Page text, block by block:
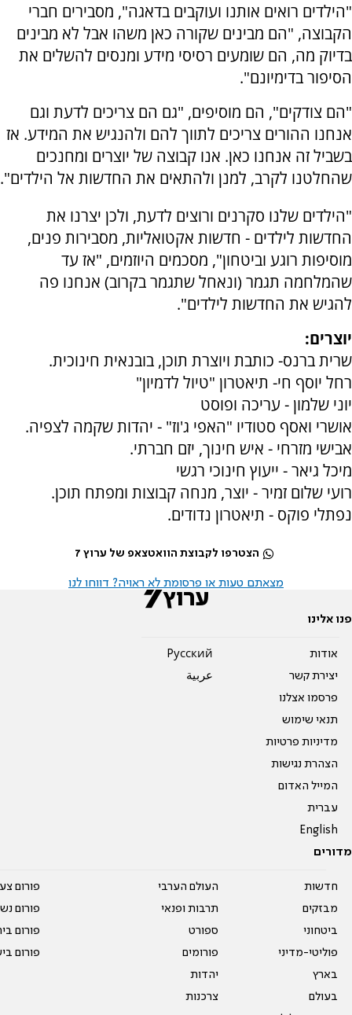
"הילדים רואים אותנו ועוקבים בדאגה", מסבירים חברי
הקבוצה, "הם מבינים שקורה כאן משהו אבל לא מבינים
בדיוק מה, הם שומעים רסיסי מידע ומנסים להשלים את
הסיפור בדימיונם".
"הם צודקים", הם מוסיפים, "גם הם צריכים לדעת וגם
אנחנו ההורים צריכים לתווך להם ולהנגיש את המידע. אז
בשביל זה אנחנו כאן. אנו קבוצה של יוצרים ומחנכים
שהחלטנו לקרב, למנן ולהתאים את החדשות אל הילדים".
"הילדים שלנו סקרנים ורוצים לדעת, ולכן יצרנו את
החדשות לילדים - חדשות אקטואליות, מסבירות פנים,
מוסיפות רוגע וביטחון", מסכמים היוזמים, "אז עד
שהמלחמה תגמר (ונאחל שתגמר בקרוב) אנחנו פה
להגיש את החדשות לילדים".
יוצרים:
שרית ברנס- כותבת ויוצרת תוכן, בובנאית חינוכית.
רחל יוסף חי- תיאטרון "טיול לדמיון"
יוני שלמון - עריכה ופוסט
אושרי ואסף סטודיו "האפי ג'וז" - יהדות שקמה לצפיה.
אבישי מזרחי - איש חינוך, יזם חברתי.
מיכל גיאר - ייעוץ חינוכי רגשי
רועי שלום זמיר - יוצר, מנחה קבוצות ומפתח תוכן.
נפתלי פוקס - תיאטרון נדודים.
הצטרפו לקבוצת הוואטצאפ של ערוץ 7
מצאתם טעות או פרסומת לא ראויה? דווחו לנו
פנו אלינו
אודות
יצירת קשר
פרסמו אצלנו
תנאי שימוש
מדיניות פרטיות
הצהרת נגישות
המייל האדום
עברית
English
Pусский
عربية
מדורים
חדשות
מבזקים
ביטחוני
פוליטי-מדיני
בארץ
בעולם
העולם הערבי
תרבות ופנאי
ספורט
פורומים
יהדות
צרכנות
פורום
פורום
פורום
פורום